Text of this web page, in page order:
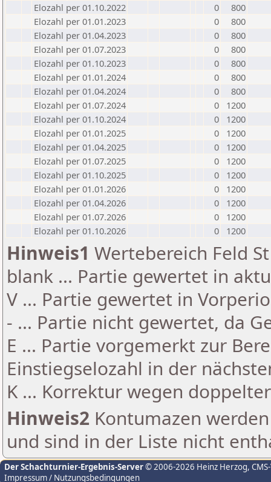
Elozahl per 01.10.2022
0
800
Elozahl per 01.01.2023
0
800
Elozahl per 01.04.2023
0
800
Elozahl per 01.07.2023
0
800
Elozahl per 01.10.2023
0
800
Elozahl per 01.01.2024
0
800
Elozahl per 01.04.2024
0
800
Elozahl per 01.07.2024
0
1200
Elozahl per 01.10.2024
0
1200
Elozahl per 01.01.2025
0
1200
Elozahl per 01.04.2025
0
1200
Elozahl per 01.07.2025
0
1200
Elozahl per 01.10.2025
0
1200
Elozahl per 01.01.2026
0
1200
Elozahl per 01.04.2026
0
1200
Elozahl per 01.07.2026
0
1200
Elozahl per 01.10.2026
0 1200
Hinweis1 Wertebereich Feld
blank ... Partie gewertet in
V ... Partie gewertet in
- ... Partie nicht gewertet, da
E ... Partie vorgemerkt zur
Einstiegselozahl in der
K ... Korrektur wegen
Hinweis2 Kontumazen
und sind in der Liste nicht
Der Schachturnier-Ergebnis-Server© 2006-2026 Heinz Herzog,
Impressum / Nutzungsbedingungen